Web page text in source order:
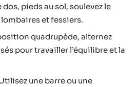
dos, pieds au sol, soulevez le
et fessiers.
quadrupède, alternez
pour travailler l’équilibre et la
une barre ou une